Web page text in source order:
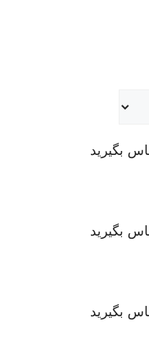
بگیرید
بگیرید
بگیرید